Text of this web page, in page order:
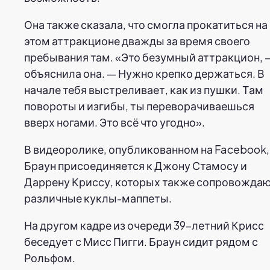
Она также сказала, что смогла прокатиться на
этом аттракционе дважды за время своего
пребывания там. «Это безумный аттракцион,
объяснила она. — Нужно крепко держаться. В
начале тебя выстреливает, как из пушки. Там
повороты и изгибы, ты переворачиваешься
вверх ногами. Это всё что угодно».
В видеоролике, опубликованном на Facebook,
Браун присоединяется к Джону Стамосу и
Даррену Криссу, которых также
различные куклы-маппеты.
На другом кадре из очереди 39-летний Крисс
беседует с Мисс Пигги. Браун сидит рядом с
Рольфом.